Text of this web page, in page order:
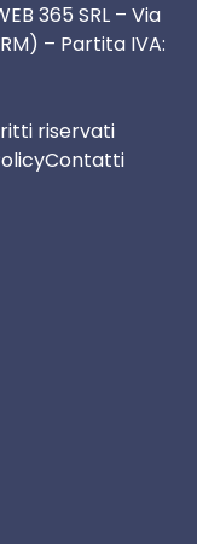
365 SRL – Via
– Partita IVA:
riservati
Contatti